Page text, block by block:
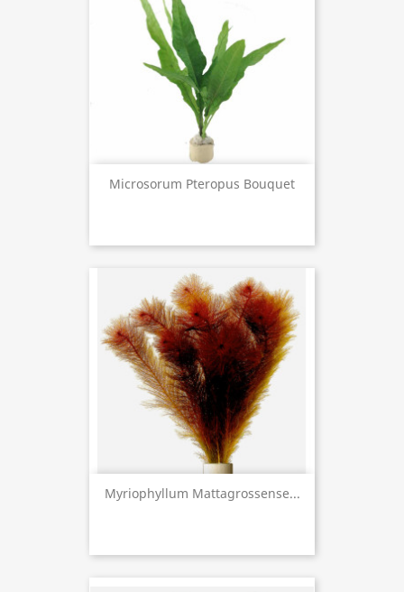
Microsorum Pteropus Bouquet
Myriophyllum Mattagrossense...